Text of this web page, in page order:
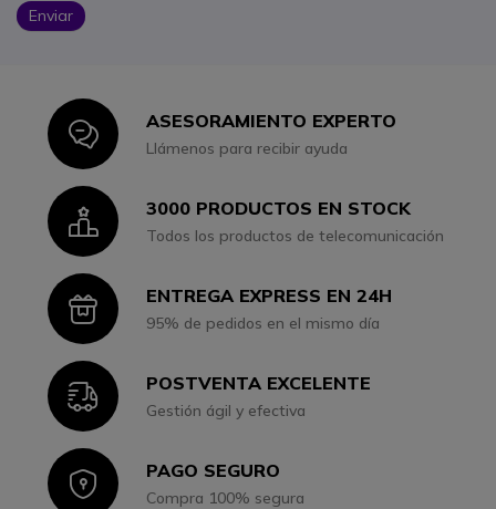
Enviar
IconASESORAMIENTO EXPERTO
Llámenos para recibir ayuda
Icon3000 PRODUCTOS EN STOCK
Todos los productos de telecomunicación
IconENTREGA EXPRESS EN 24H
95% de pedidos en el mismo día
IconPOSTVENTA EXCELENTE
Gestión ágil y efectiva
IconPAGO SEGURO
Compra 100% segura